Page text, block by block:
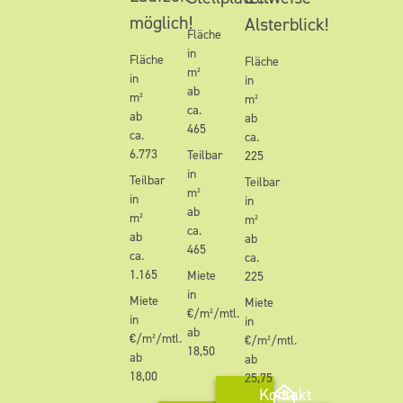
möglich!
Fläche
in
m²
ab
ca.
6.773
Teilbar
in
m²
ab
ca.
1.165
Miete
in
€/m²/mtl.
ab
18,00
Fläche
in
m²
ab
ca.
465
Teilbar
in
m²
ab
ca.
465
Miete
in
€/m²/mtl.
ab
18,50
Kontakt
Alsterblick!
Fläche
in
m²
ab
ca.
225
Teilbar
in
m²
ab
ca.
225
Miete
in
€/m²/mtl.
ab
25,75